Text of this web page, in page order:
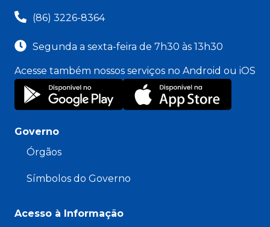
(86) 3226-8364
Segunda a sexta-feira de 7h30 às 13h30
Acesse também nossos serviços no Android ou iOS
Governo
Órgãos
Símbolos do Governo
Acesso à Informação